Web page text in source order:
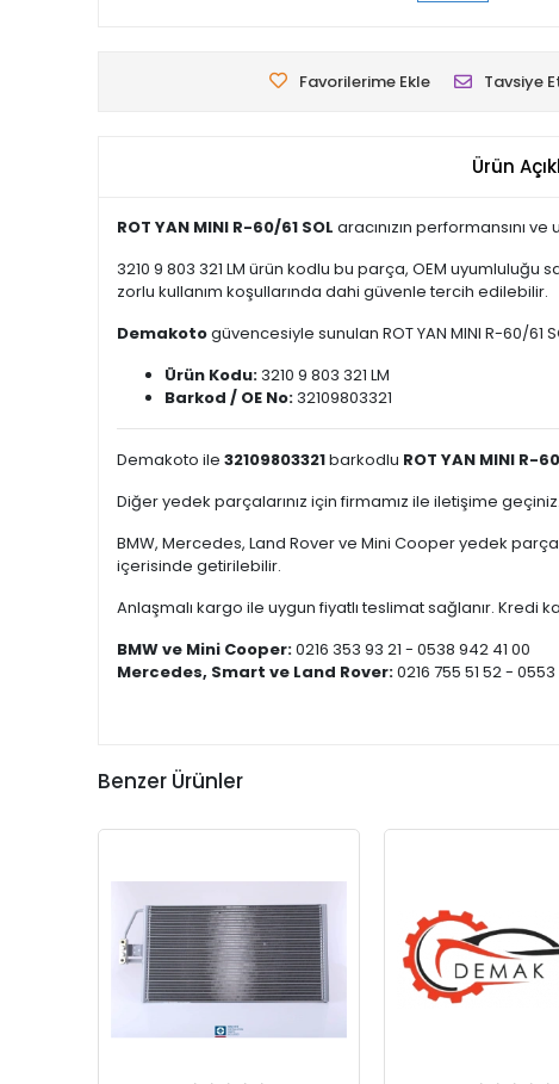
Favorilerime Ekle Tavsiye
Ürün
ROT YAN MINI R-60/61 SOL aracınızın performansını
3210 9 803 321 LM ürün kodlu bu parça, OEM
zorlu kullanım koşullarında dahi güvenle tercih edilebilir.
Demakotogüvencesiyle sunulan ROT YAN MINI R-60/
Ürün Kodu:3210 9 803 321 LM
Barkod / OE No:32109803321
Demakoto ile 32109803321barkodlu ROT YAN MINI R-
Diğer yedek parçalarınız için firmamız ile iletişime
BMW, Mercedes, Land Rover ve Mini Cooper yedek
içerisinde getirilebilir.
Anlaşmalı kargo ile uygun fiyatlı teslimat sağlanır. Kredi
BMW ve Mini Cooper:0216 353 93 21 - 0538 942 41 00
Mercedes, Smart ve Land Rover:0216 755 51 52 - 0553
Benzer Ürünler